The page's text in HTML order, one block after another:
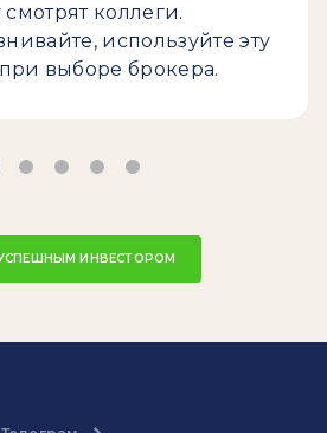
коллеги.
используйте эту
выборе брокера.
ИНВЕСТОРОМ